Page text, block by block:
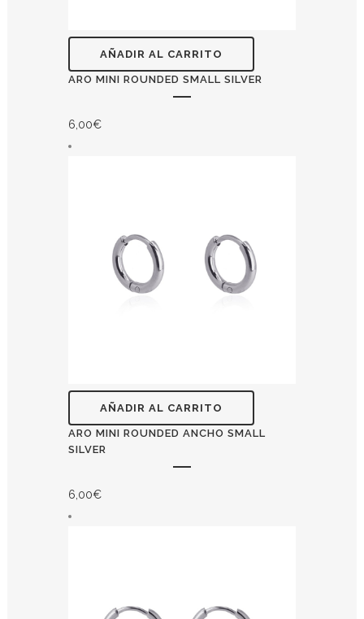
AÑADIR AL CARRITO
ARO MINI ROUNDED SMALL SILVER
6,00€
AÑADIR AL CARRITO
ARO MINI ROUNDED ANCHO SMALL
SILVER
6,00€